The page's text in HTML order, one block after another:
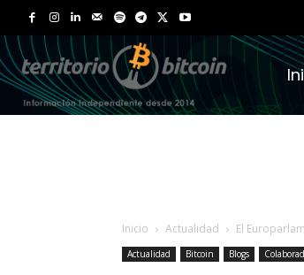
Inicio Actualidad El
Actualidad Bitcoin Blogs